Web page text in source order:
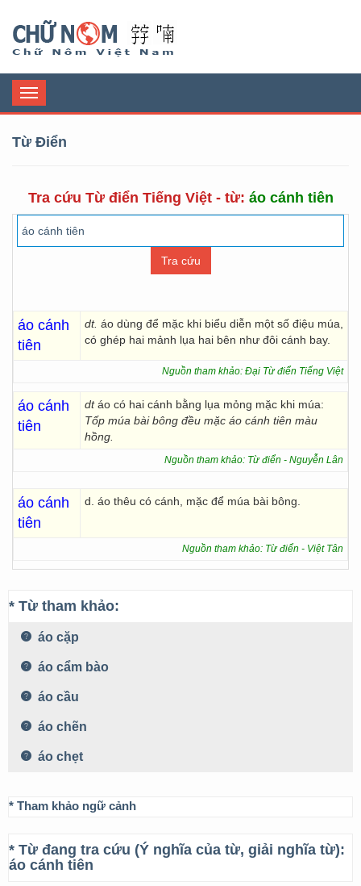
Toggle
navigation
Từ Điển
Tra cứu Từ điển Tiếng Việt - từ: áo cánh tiên
áo cánh
tiên
dt. áo dùng để mặc khi biểu diễn một số điệu múa,
có ghép hai mảnh lụa hai bên như đôi cánh bay.
Nguồn tham khảo: Đại Từ điển Tiếng Việt
áo cánh
tiên
dtáo có hai cánh bằng lụa mỏng mặc khi múa:
Tốp múa bài bông đều mặc áo cánh tiên màu
hồng.
Nguồn tham khảo: Từ điển - Nguyễn Lân
áo cánh
tiên
d. áo thêu có cánh, mặc để múa bài bông.
Nguồn tham khảo: Từ điển - Việt Tân
* Từ tham khảo:
áo cặp
áo cẩm bào
áo cầu
áo chẽn
áo chẹt
* Tham khảo ngữ cảnh
* Từ đang tra cứu (Ý nghĩa của từ, giải nghĩa từ):
áo cánh tiên